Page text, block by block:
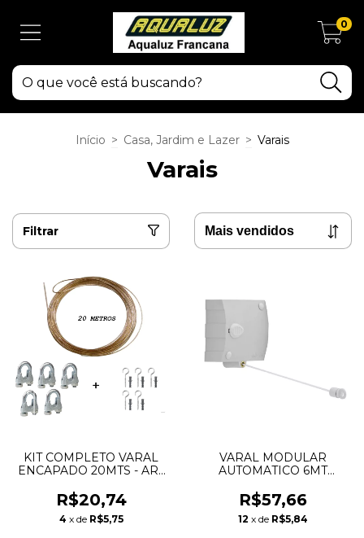
0
Início > Casa, Jardim e Lazer > Varais
Varais
Filtrar
KIT COMPLETO VARAL
ENCAPADO 20MTS - ART
R$20,74
4 x de R$5,75
VARAL MODULAR
AUTOMATICO 6MT
R$57,66
12 x de R$5,84